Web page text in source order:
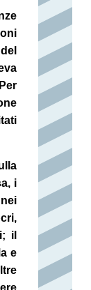
i
il
e